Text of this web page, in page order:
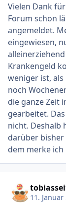
Vielen Dank
Forum schon
angemeldet.
eingewiesen,
Krankengeld
weniger ist,
noch
die ganze Zeit
gearbeitet.
nicht. Deshalb
darüber bisher
dem merke
11. Januar